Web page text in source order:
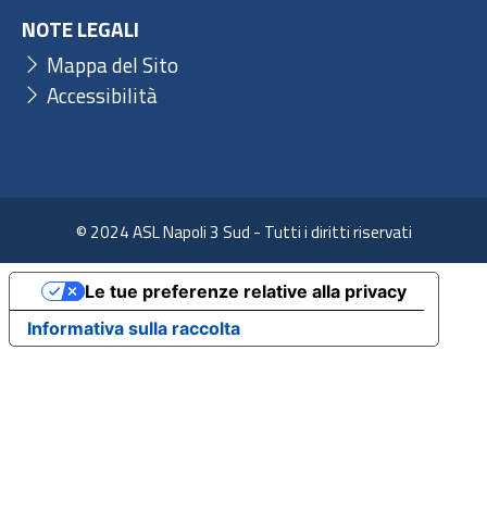
NOTE LEGALI
Mappa del Sito
Accessibilità
© 2024 ASL Napoli 3 Sud - Tutti i diritti riservati
Informativa sulla raccolta
Le tue preferenze relative alla privacy